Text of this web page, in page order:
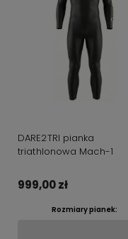
DARE2TRI pianka
triathlonowa Mach-1
999,00 zł
Rozmiary pianek: